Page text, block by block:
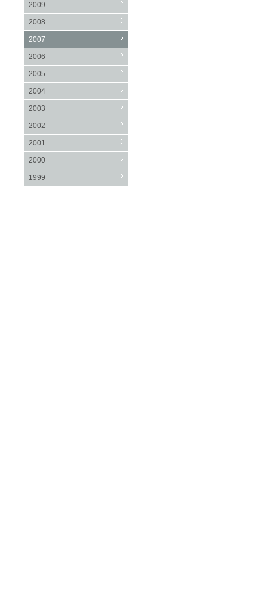
2009
2008
2007
2006
2005
2004
2003
2002
2001
2000
1999